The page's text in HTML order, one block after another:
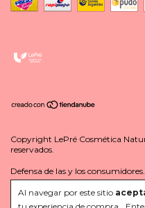
Al navegar por este sitio
Copyright LePré Cosmética
reservados.
Defensa de las y los